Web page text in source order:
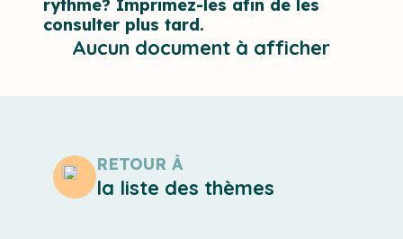
rythme? Imprimez-les afin de les
consulter plus tard.
Aucun document à afficher
RETOUR À
la liste des thèmes